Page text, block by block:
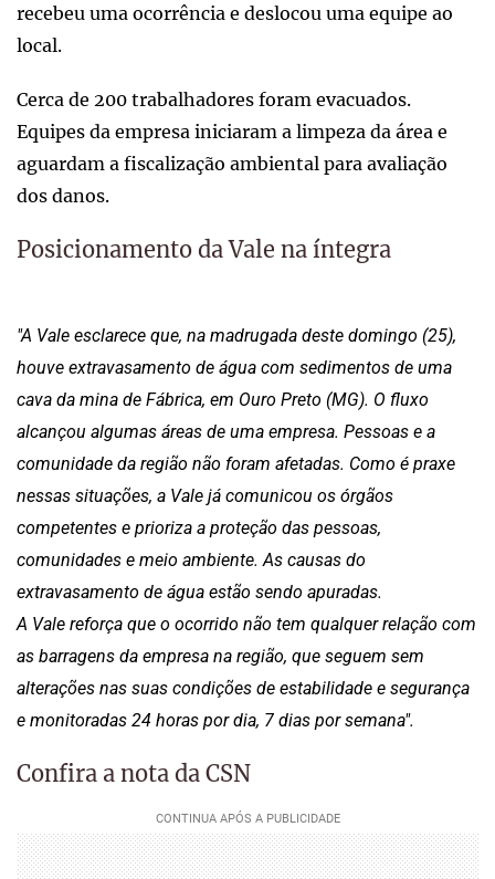
recebeu uma ocorrência e deslocou uma equipe ao
local.
Cerca de 200 trabalhadores foram evacuados.
Equipes da empresa iniciaram a limpeza da área e
aguardam a fiscalização ambiental para avaliação
dos danos.
Posicionamento da Vale na íntegra
"A Vale esclarece que, na madrugada deste domingo (25),
houve extravasamento de água com sedimentos de uma
cava da mina de Fábrica, em Ouro Preto (MG). O fluxo
alcançou algumas áreas de uma empresa. Pessoas e a
comunidade da região não foram afetadas. Como é praxe
nessas situações, a Vale já comunicou os órgãos
competentes e prioriza a proteção das pessoas,
comunidades e meio ambiente. As causas do
extravasamento de água estão sendo apuradas.
A Vale reforça que o ocorrido não tem qualquer relação com
as barragens da empresa na região, que seguem sem
alterações nas suas condições de estabilidade e segurança
e monitoradas 24 horas por dia, 7 dias por semana".
Confira a nota da CSN